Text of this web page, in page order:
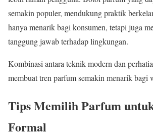
semakin populer, mendukung praktik
hanya menarik bagi konsumen, tetapi juga
tanggung jawab terhadap lingkungan.
Kombinasi antara teknik modern dan
membuat tren parfum semakin menarik bagi
Tips Memilih Parfum
Formal